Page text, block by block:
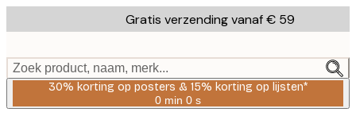
to
content.
Gratis verzending vanaf € 59
Zoek product, naam, merk...
30% korting op posters & 15% korting op lijsten*
0 min 0 s
Geldig